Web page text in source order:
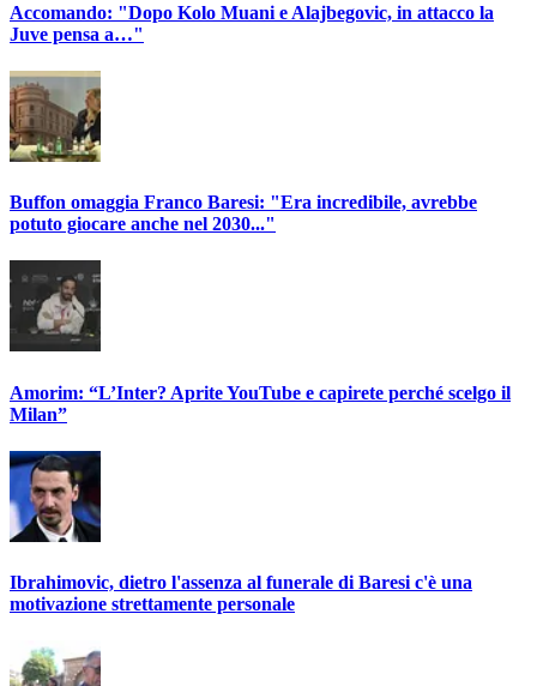
Accomando: "Dopo Kolo Muani e Alajbegovic, in attacco la
Juve pensa a…"
Buffon omaggia Franco Baresi: "Era incredibile, avrebbe
potuto giocare anche nel 2030..."
Amorim: “L’Inter? Aprite YouTube e capirete perché scelgo il
Milan”
Ibrahimovic, dietro l'assenza al funerale di Baresi c'è una
motivazione strettamente personale